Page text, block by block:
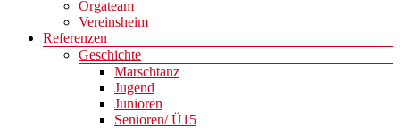
Orgateam
Vereinsheim
Referenzen
Geschichte
Marschtanz
Jugend
Junioren
Senioren/ Ü15